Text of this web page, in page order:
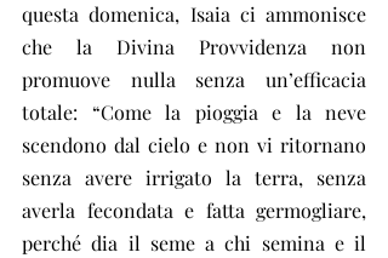
questa domenica, Isaia ci ammonisce
che la Divina Provvidenza non
promuove nulla senza un’efficacia
totale: “Come la pioggia e la neve
scendono dal cielo e non vi ritornano
senza avere irrigato la terra, senza
averla fecondata e fatta germogliare,
perché dia il seme a chi semina e il